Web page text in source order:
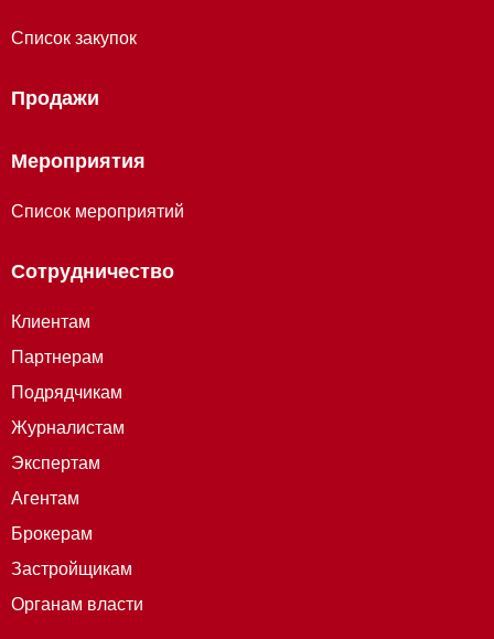
Список закупок
Продажи
Мероприятия
Список мероприятий
Сотрудничество
Клиентам
Партнерам
Подрядчикам
Журналистам
Экспертам
Агентам
Брокерам
Застройщикам
Органам власти